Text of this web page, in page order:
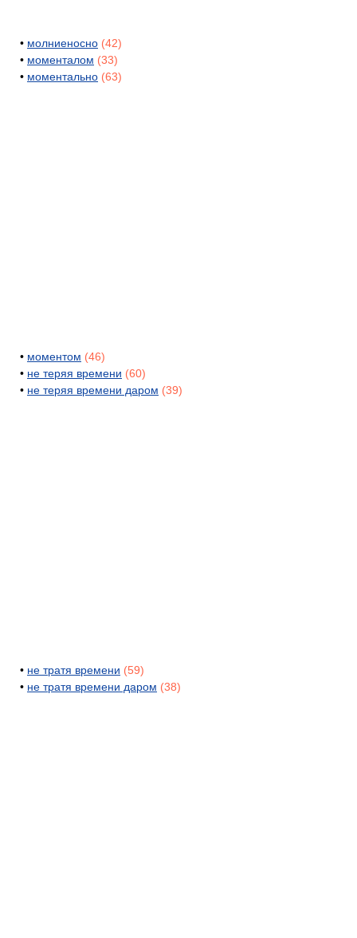
• молниеносно (42)
• моменталом (33)
• моментально (63)
• моментом (46)
• не теряя времени (60)
• не теряя времени даром (39)
• не тратя времени (59)
• не тратя времени даром (38)